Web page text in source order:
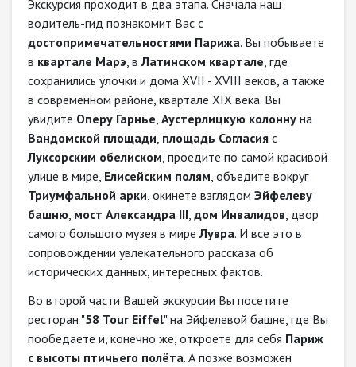
Экскурсия проходит в два этапа. Сначала наш
водитель-гид познакомит Вас с
достопримечательностями Парижа. Вы побываете
в квартале Марэ , вЛатинском квартале , где
сохранились улочки и дома XVII - XVIII веков, а также
в современном районе, квартале XIX века. Вы
увидите Оперу Гарнье Аустерлицкую колонну на
Вандомской площади площадь Согласия с
Луксорским обелиском , проедите по самой красивой
улице в мире, Елисейским полям , объедите вокруг
Триумфальной арки , окинете взглядом Эйфелеву
башню мост Александра III дом Инвалидов , двор
самого большого музея в миреЛувра. И все это в
сопровождении увлекательного рассказа об
исторических данных, интересных фактов.
Во второй части Вашей экскурсии Вы посетите
ресторан "58 Tour Eiffel" на Эйфелевой башне, где Вы
пообедаете и, конечно же, откроете для себя Париж
с высоты птичьего полёта. А позже возможен